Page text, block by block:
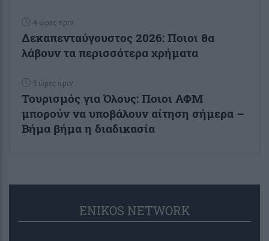
4 ώρες πριν
Δεκαπενταύγουστος 2026: Ποιοι θα
λάβουν τα περισσότερα χρήματα
5 ώρες πριν
Τουρισμός για Όλους: Ποιοι ΑΦΜ
μπορούν να υποβάλουν αίτηση σήμερα –
Βήμα βήμα η διαδικασία
ENIKOS NETWORK